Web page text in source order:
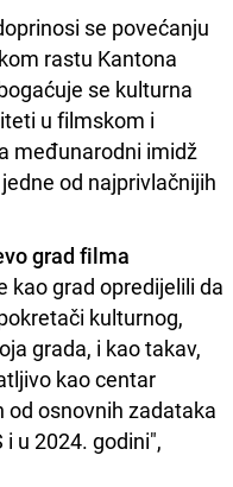
se povećanju
rastu Kantona
se kulturna
u filmskom i
međunarodni imidž
od najprivlačnijih
grad filma
kao grad opredijelili da
kulturnog,
grada, i kao takav,
kao centar
osnovnih zadataka
u 2024. godini",